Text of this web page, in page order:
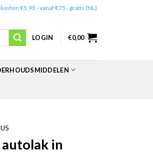
€5,95 - vanaf €75,- gratis (NL)
LOGIN €0,00
in